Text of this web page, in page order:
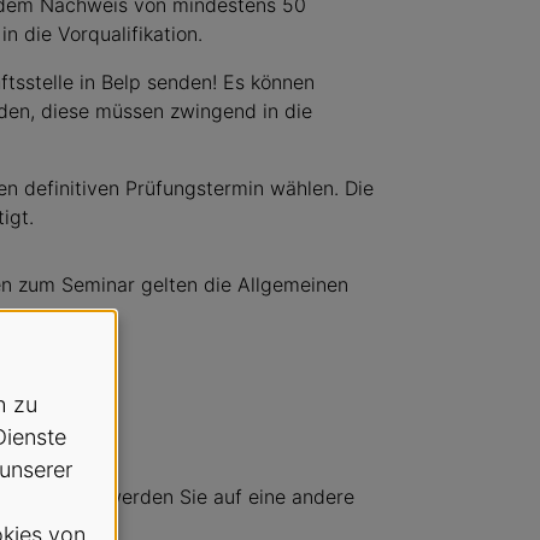
Nachweis von mindestens 50
die Vorqualifikation.
in Belp senden! Es können
diese müssen zwingend in die
definitiven Prüfungstermin wählen. Die
zum Seminar gelten die Allgemeinen
haben, werden Sie auf eine andere
zu
von